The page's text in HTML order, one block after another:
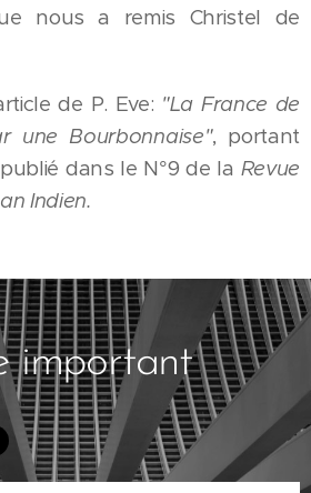
nous a remis Christel de
de P. Eve: "La France de
une Bourbonnaise", portant
dans le N°9 de la Revue
Indien.
important